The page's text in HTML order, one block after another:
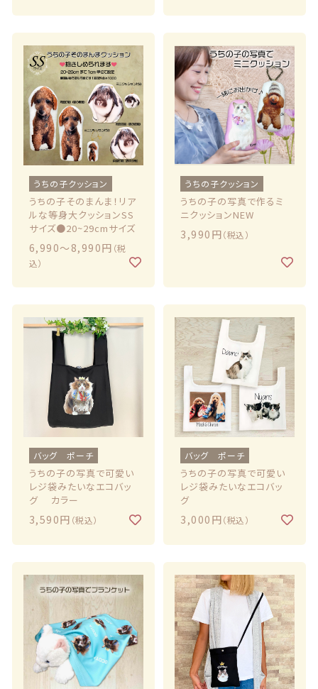
うちの子クッション
うちの子そのまんま！リア
ルな等身大クッションSS
サイズ●20~29cmサイズ
6,990〜8,990円 （税
込）
うちの子クッション
うちの子の写真で作るミ
ニクッションNEW
3,990円（税込）
バッグ ポーチ
うちの子の写真で可愛い
レジ袋みたいなエコバッ
グ カラー
3,590円 （税込）
バッグ ポーチ
うちの子の写真で可愛い
レジ袋みたいなエコバッ
グ
3,000円（税込）